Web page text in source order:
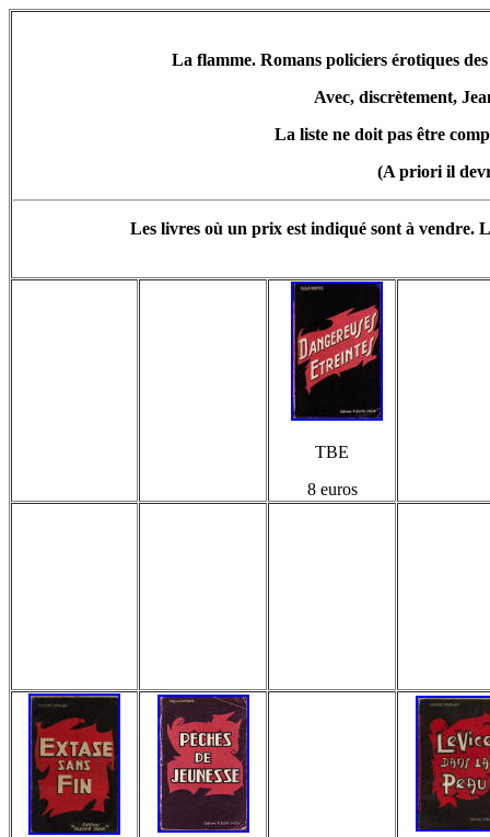
La flamme. Romans policiers érotiques
Avec, discrètement,
La liste ne doit pas être
(A priori il
Les livres où un prix est indiqué sont à vendre.
TBE
8 euros